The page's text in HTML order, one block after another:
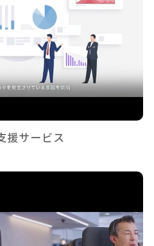
援サービス